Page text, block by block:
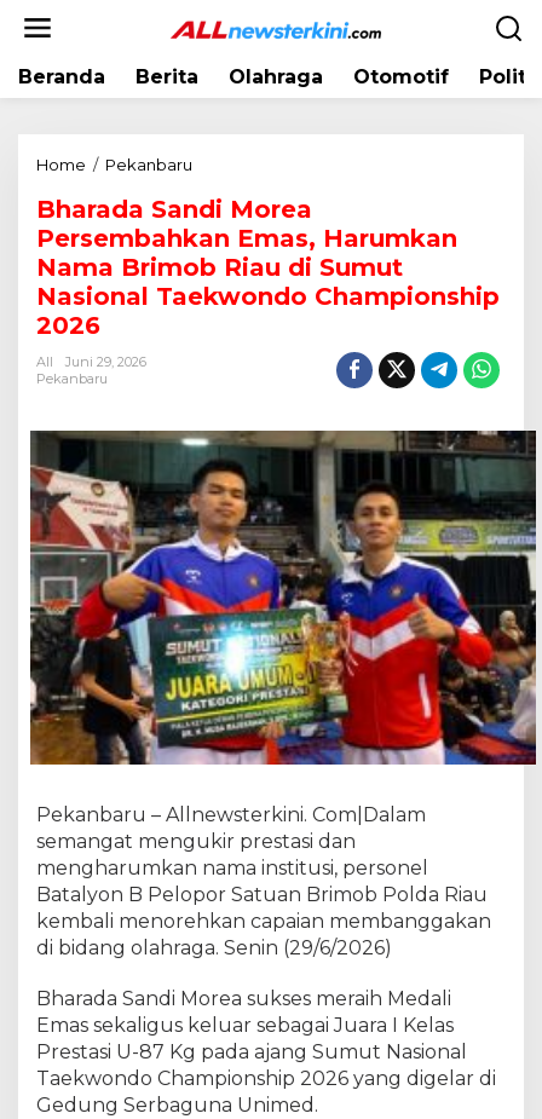
Beranda Berita Olahraga Otomotif
Home / Pekanbaru
a
r
a
a
i
M
o
r
e
a
P
e
r
s
e
m
b
a
h
a
n
E
m
a
,
H
a
r
u
m
k
Bharada Sandi Morea
Persembahkan Emas, Harumkan
Nama Brimob Riau di Sumut
Nasional Taekwondo Championship
2026
All
Juni 29, 2026
Pekanbaru
Pekanbaru – Allnewsterkini. Com|Dalam
semangat mengukir prestasi dan
mengharumkan nama institusi, personel
Batalyon B Pelopor Satuan Brimob Polda Riau
kembali menorehkan capaian membanggakan
di bidang olahraga. Senin (29/6/2026)
Bharada Sandi Morea sukses meraih Medali
Emas sekaligus keluar sebagai Juara I Kelas
Prestasi U-87 Kg pada ajang Sumut Nasional
Taekwondo Championship 2026 yang digelar di
Gedung Serbaguna Unimed.